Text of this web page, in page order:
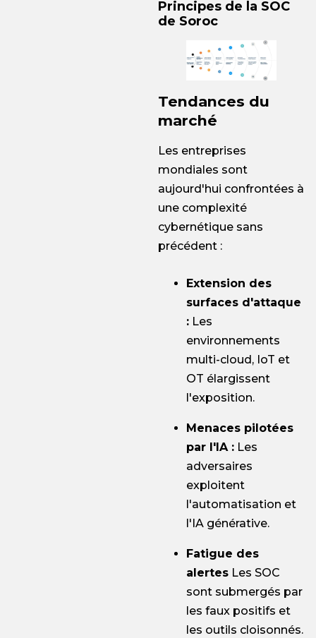
Principes de la SOC
de Soroc
Tendances du
marché
Les entreprises
mondiales sont
aujourd'hui confrontées à
une complexité
cybernétique sans
précédent :
Extension des
surfaces d'attaque
: Les
environnements
multi-cloud, IoT et
OT élargissent
l'exposition.
Menaces pilotées
par l'IA : Les
adversaires
exploitent
l'automatisation et
l'IA générative.
Fatigue des
alertes Les SOC
sont submergés par
les faux positifs et
les outils cloisonnés.